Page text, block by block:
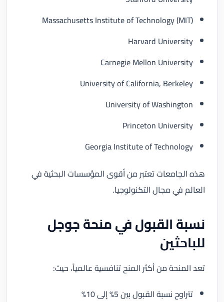
Massachusetts Institute of Technology (MIT)
Harvard University
Carnegie Mellon University
University of California, Berkeley
University of Washington
Princeton University
Georgia Institute of Technology
هذه الجامعات تعتبر من أقوى المؤسسات البحثية في
العالم في مجال التكنولوجيا.
نسبة القبول في منحة جوجل
للباحثين
تعد المنحة من أكثر المنح تنافسية عالمياً، حيث:
تتراوح نسبة القبول بين 5% إلى 10%